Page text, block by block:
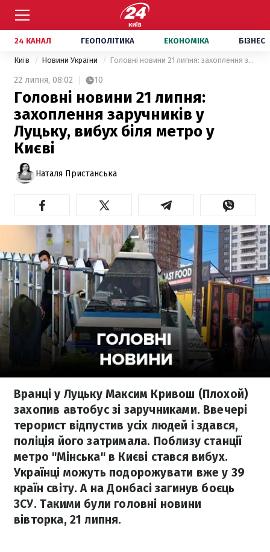
24 КАНАЛ ГЕОПОЛІТИКА ЕКОНОМІКА БІЗНЕС
Київ Новини України Головні новини 21 липня: захоплення заручників у Луцьку, вибух біля метро у Києві
22 липня, 08:02 10
Головні новини 21 липня:
захоплення заручників у
Луцьку, вибух біля метро у
Києві
Наталя Пристанська
Вранці у Луцьку Максим Кривош (Плохой)
захопив автобус зі заручниками. Ввечері
терорист відпустив усіх людей і здався,
поліція його затримала. Поблизу станції
метро "Мінська" в Києві стався вибух.
Українці можуть подорожувати вже у 39
країн світу. А на Донбасі загинув боєць
ЗСУ. Такими були головні новини
вівторка, 21 липня.